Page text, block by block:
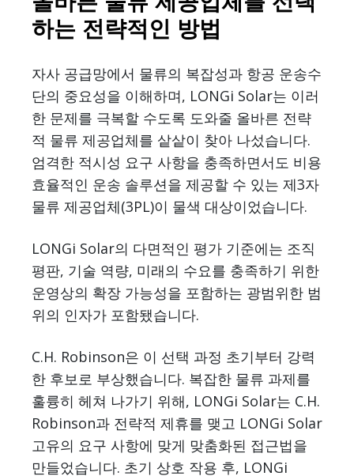
하는 전략적인 방법
자사 공급망에서 물류의 복잡성과 항공 운송수
단의 중요성을 이해하며, LONGi Solar는 이러
한 문제를 극복할 수도록 도와줄 올바른 전략
적 물류 제공업체를 샅샅이 찾아 나섰습니다.
엄격한 적시성 요구 사항을 충족하면서도 비용
효율적인 운송 솔루션을 제공할 수 있는 제3자
물류 제공업체(3PL)이 물색 대상이었습니다.
LONGi Solar의 다면적인 평가 기준에는 조직
평판, 기술 역량, 미래의 수요를 충족하기 위한
운영상의 확장 가능성을 포함하는 광범위한 범
위의 인자가 포함됐습니다.
C.H. Robinson은 이 선택 과정 초기부터 강력
한 후보로 부상했습니다. 복잡한 물류 과제를
훌륭히 헤쳐 나가기 위해, LONGi Solar는 C.H.
Robinson과 전략적 제휴를 맺고 LONGi Solar
고유의 요구 사항에 맞게 맞춤화된 접근법을
만들었습니다. 초기 상호 작용 후, LONGi